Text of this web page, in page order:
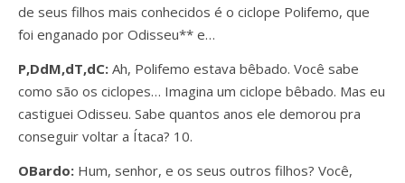
de seus filhos mais conhecidos é o ciclope Polifemo, que
foi enganado por Odisseu** e…
P,DdM,dT,dC: Ah, Polifemo estava bêbado. Você sabe
como são os ciclopes… Imagina um ciclope bêbado. Mas eu
castiguei Odisseu. Sabe quantos anos ele demorou pra
conseguir voltar a Ítaca? 10.
OBardo: Hum, senhor, e os seus outros filhos? Você,